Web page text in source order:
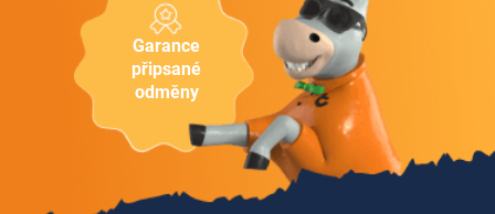
Garance
připsané
odměny